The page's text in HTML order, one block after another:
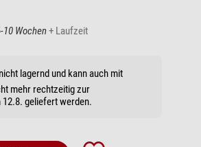
10 Wochen+ Laufzeit
lagernd und kann auch mit
mehr rechtzeitig zur
geliefert werden.